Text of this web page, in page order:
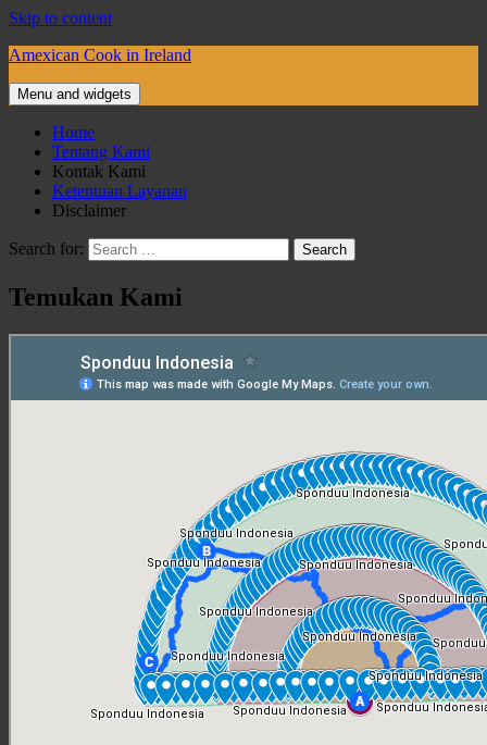
Skip to content
Amexican Cook in Ireland
Menu and widgets
Home
Tentang Kami
Kontak Kami
Ketentuan Layanan
Disclaimer
Search for:
Temukan Kami